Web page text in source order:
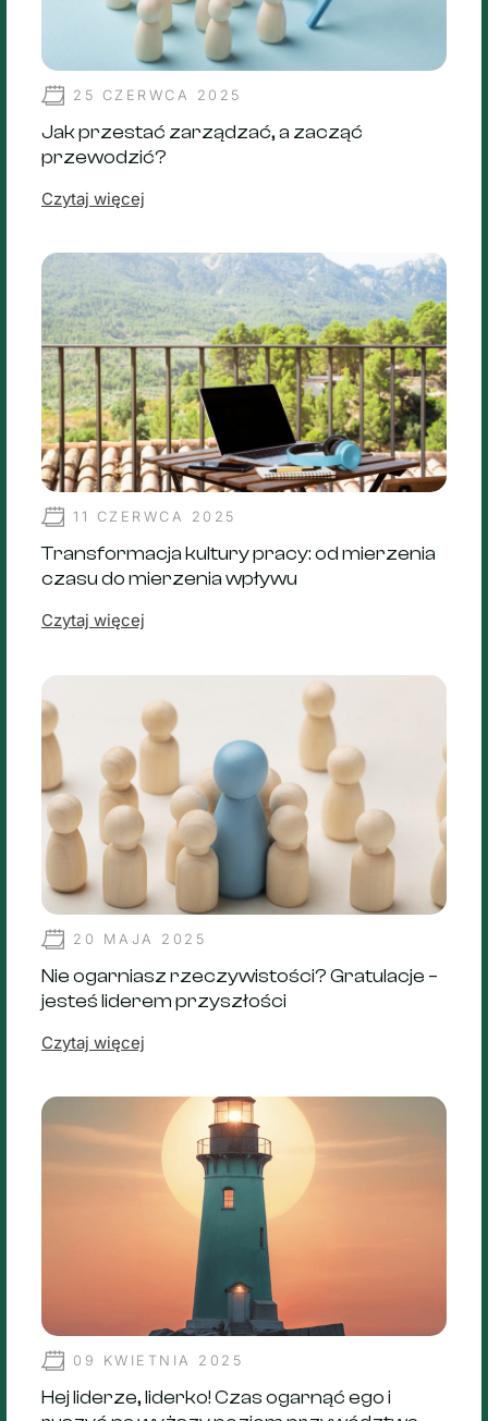
25 CZERWCA 2025
Jak przestać zarządzać, a zacząć
przewodzić?
Czytaj więcej
11 CZERWCA 2025
Transformacja kultury pracy: od mierzenia
czasu do mierzenia wpływu
Czytaj więcej
20 MAJA 2025
Nie ogarniasz rzeczywistości? Gratulacje –
jesteś liderem przyszłości
Czytaj więcej
09 KWIETNIA 2025
Hej liderze, liderko! Czas ogarnąć ego i